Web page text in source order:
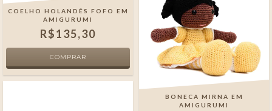
COELHO HOLANDÊS FOFO EM
AMIGURUMI
R$135,30
BONECA MIRNA EM
AMIGURUMI